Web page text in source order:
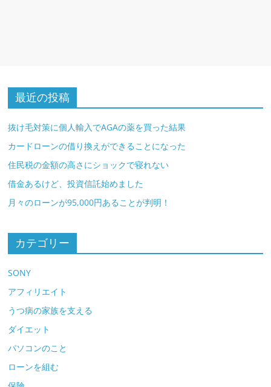
最近の投稿
抜け毛対策に個人輸入でAGAの薬を買った結果
カードローンの借り換えができることになった
住民税の金額の高さにショックで寝れない
借金あるけど、投資信託始めました
月々のローンが95,000円あることが判明！
カテゴリー
SONY
アフィリエイト
うつ病の家族を支える
ダイエット
パソコンのこと
ローンを組む